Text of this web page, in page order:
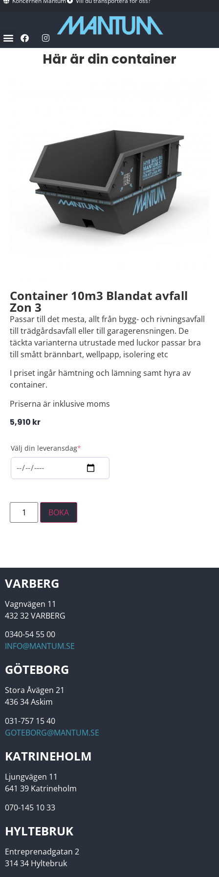
Här är din container
Container 10m3 Blandat avfall
Zon 3
Passar till det mesta, allt från bygg- och rivningsavfall
till trädgårdsavfall eller till garagerensningen. De
täckta varianterna utrustade med luckor passar bra
till smått brännbart, wellpapp, isolering etc
I priset ingår hämtning och lämning samt hyra av
container.
Priserna är inklusive moms
5,910 kr
Välj din leveransdag*
BOKA
VARBERG
Vagnvägen 11
432 32 VARBERG
0340-54 55 00
INFO@MANTUM.SE
GÖTEBORG
Stora Åvägen 21
436 34 Askim
031-757 15 40
GOTEBORG@MANTUM.SE
KATRINEHOLM
Ljungvägen 11
641 39 Katrineholm
070-145 10 33
HYLTEBRUK
Entreprenadgatan 2
314 34 Hyltebruk